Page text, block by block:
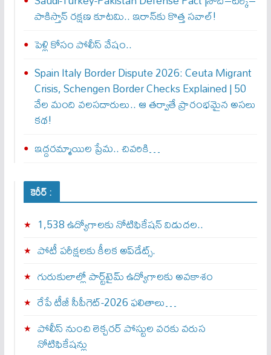
పాకిస్తాన్ రక్షణ కూటమి.. ఇరాన్‌కు కొత్త సవాల్!
పెళ్లి కోసం పోలీస్ వేషం..
Spain Italy Border Dispute 2026: Ceuta Migrant
Crisis, Schengen Border Checks Explained | 50
వేల మంది వలసదారులు.. ఆ తర్వాతే ప్రారంభ‌మైన అసలు
కథ!
ఇద్దరమ్మాయిల ప్రేమ.. చివరికి…
కెరీర్ :
1,538 ఉద్యోగాలకు నోటిఫికేషన్ విడుదల..
పోటీ పరీక్షలకు కీలక అప్‌డేట్స్.
గురుకులాల్లో పార్ట్‌టైమ్ ఉద్యోగాలకు అవకాశం
రేపే టీజీ సీపీగెట్‌-2026 ఫలితాలు…
పోలీస్ నుంచి లెక్చరర్ పోస్టుల వరకు వరుస
నోటిఫికేషన్లు